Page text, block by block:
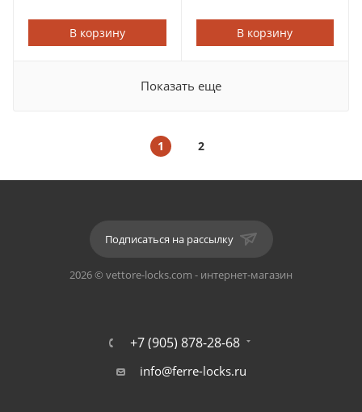
В корзину В корзину
Показать еще
1 2
Подписаться на рассылку
2026 © vettore-locks.com - интернет-магазин
+7 (905) 878-28-68
info@ferre-locks.ru